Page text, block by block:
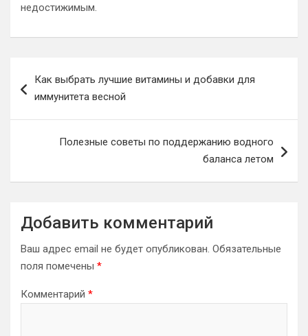
недостижимым.
по
Как выбрать лучшие витамины и добавки для
иммунитета весной
Полезные советы по поддержанию водного
баланса летом
Добавить комментарий
Ваш адрес email не будет опубликован. Обязательные
поля помечены *
Комментарий *